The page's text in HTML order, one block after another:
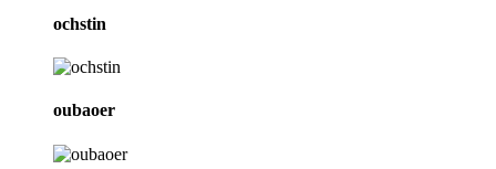
ochstin
oubaoer